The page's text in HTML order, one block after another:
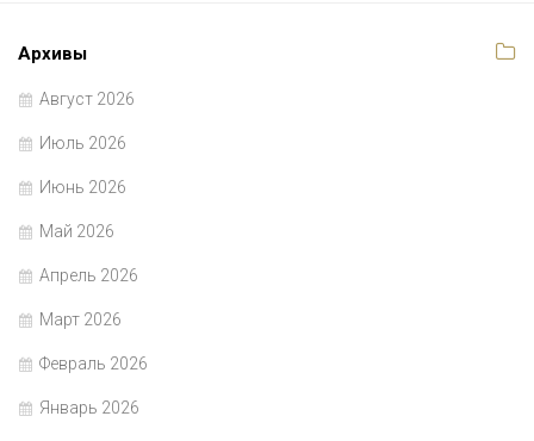
Архивы
Август 2026
Июль 2026
Июнь 2026
Май 2026
Апрель 2026
Март 2026
Февраль 2026
Январь 2026